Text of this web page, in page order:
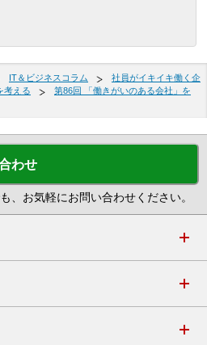
IT＆ビジネスコラム
社員がイキイキ働く企
考える
第86回 「働きがいのある会社」を
わせ
、お気軽にお問い合わせください。